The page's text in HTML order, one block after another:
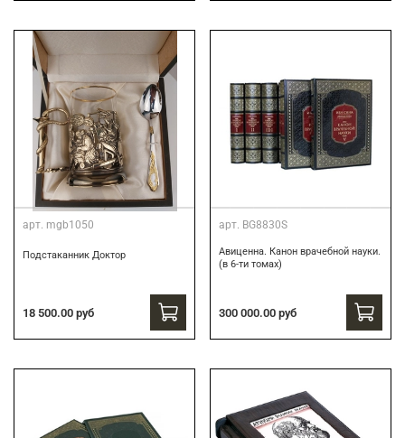
арт. mgb1050
Подстаканник Доктор
18 500.00 руб
арт. BG8830S
Авиценна. Канон врачебной науки.
(в 6-ти томах)
300 000.00 руб